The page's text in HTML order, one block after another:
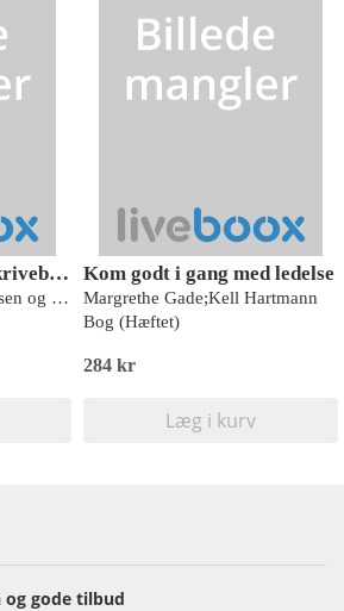
H.C. Andersen ved skrivebordet
Red. Ane Grum-Schwensen og Holger Berg
Kom godt i gang med ledelse
Margrethe Gade;Kell Hartmann
Bog (Hæftet)
284 kr
Læg i kurv
og gode tilbud